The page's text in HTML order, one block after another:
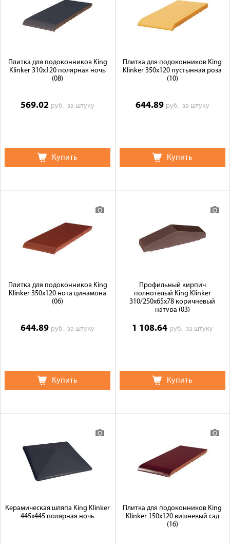
Плитка для подоконников King
Klinker 310х120 полярная ночь
(08)
569.02 руб.за штуку
Купить
Плитка для подоконников King
Klinker 350х120 пустынная роза
(10)
644.89 руб. за штуку
Купить
Плитка для подоконников King
Klinker 350х120 нота цинамона
(06)
644.89 руб.за штуку
Купить
Профильный кирпич
полнотелый King Klinker
310/250x65x78 коричневый
натура (03)
1 108.64 руб. за штуку
Купить
Керамическая шляпа King Klinker
445х445 полярная ночь
Плитка для подоконников King
Klinker 150х120 вишневый сад
(16)